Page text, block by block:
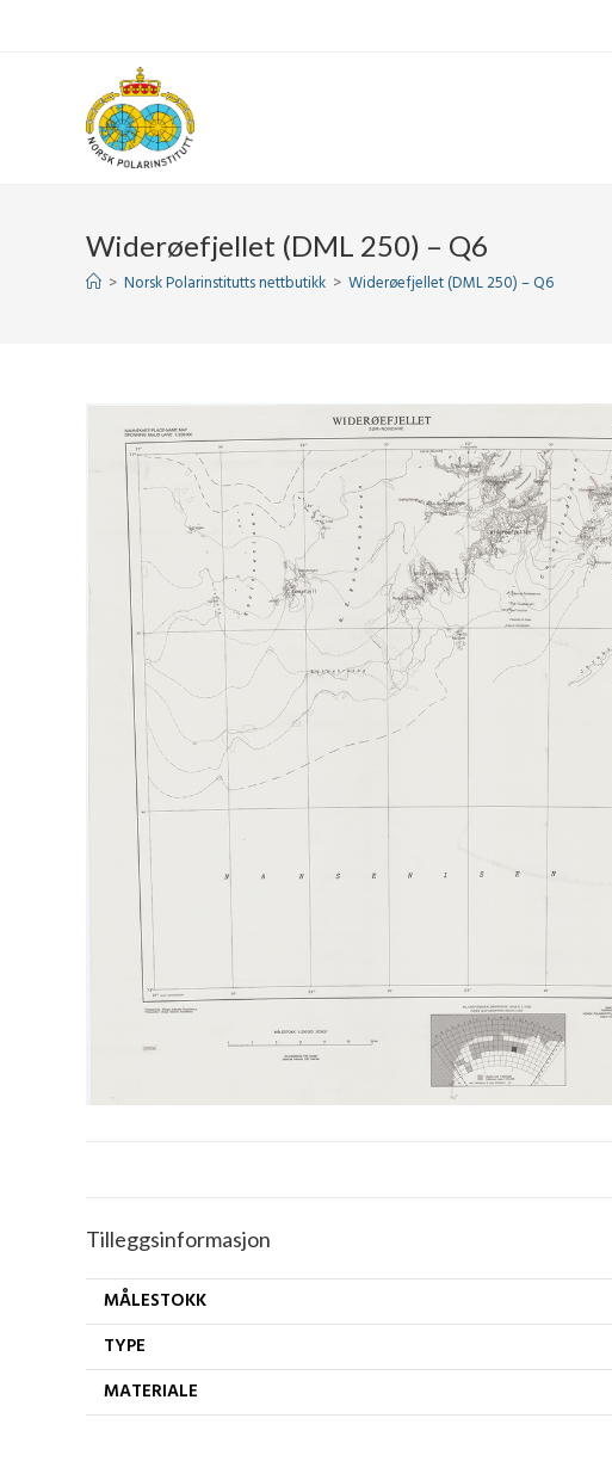
Widerøefjellet (DML 250) – Q6
> Norsk Polarinstitutts nettbutikk > Widerøefjellet (DML 250) – Q6
Tilleggsinformasjon
MÅLESTOKK
TYPE
MATERIALE